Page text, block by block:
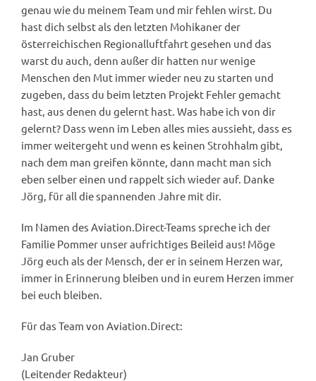
genau wie du meinem Team und mir fehlen wirst. Du
hast dich selbst als den letzten Mohikaner der
österreichischen Regionalluftfahrt gesehen und das
warst du auch, denn außer dir hatten nur wenige
Menschen den Mut immer wieder neu zu starten und
zugeben, dass du beim letzten Projekt Fehler gemacht
hast, aus denen du gelernt hast. Was habe ich von dir
gelernt? Dass wenn im Leben alles mies aussieht, dass es
immer weitergeht und wenn es keinen Strohhalm gibt,
nach dem man greifen könnte, dann macht man sich
eben selber einen und rappelt sich wieder auf. Danke
Jörg, für all die spannenden Jahre mit dir.
Im Namen des Aviation.Direct-Teams spreche ich der
Familie Pommer unser aufrichtiges Beileid aus! Möge
Jörg euch als der Mensch, der er in seinem Herzen war,
immer in Erinnerung bleiben und in eurem Herzen immer
bei euch bleiben.
Für das Team von Aviation.Direct:
Jan Gruber
(Leitender Redakteur)